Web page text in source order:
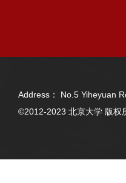
Address： No.5 Yiheyuan
©2012-2023 北京大学 版权